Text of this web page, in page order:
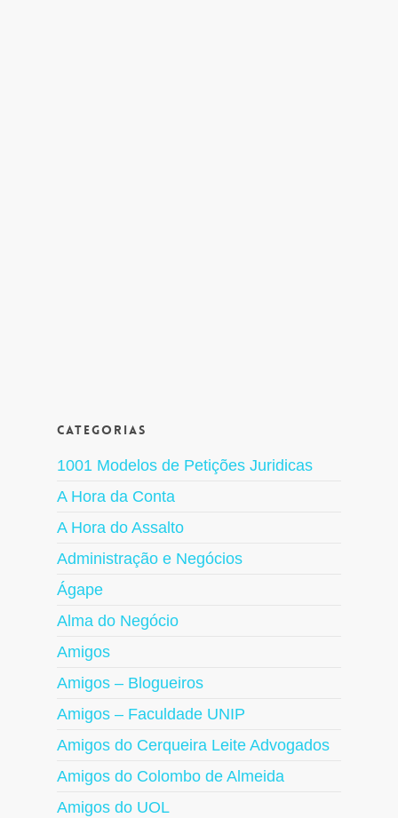
Categorias
1001 Modelos de Petições Juridicas
A Hora da Conta
A Hora do Assalto
Administração e Negócios
Ágape
Alma do Negócio
Amigos
Amigos – Blogueiros
Amigos – Faculdade UNIP
Amigos do Cerqueira Leite Advogados
Amigos do Colombo de Almeida
Amigos do UOL